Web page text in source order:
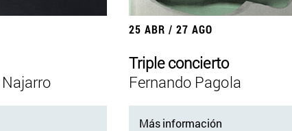
25 ABR / 27 AGO
Triple concierto
Fernando Pagola
Más información